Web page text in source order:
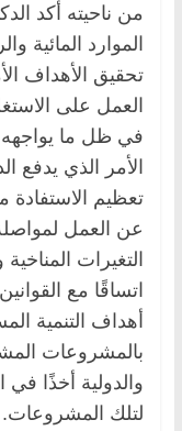
من ناحيته أكد
الموارد المائية
تحقيق الأهداف
العمل على
في ظل ما يواجهه
الأمر الذي يدفع
تعظيم الاستفادة
عن العمل
التغيرات
اتساقًا مع
أهداف التنمية
بالمشروعات
والدولية أخذًا في
لتلك المشروعات.